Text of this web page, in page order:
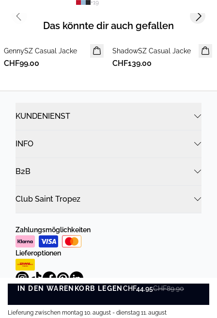
IN DEN WARENKORB LEGENCHF44.95CHF89.90
IN DEN WARENKORB LEGEN
Lieferung zwischen montag 10. august - dienstag 11. august
+19
Das könnte dir auch gefallen
NEUHEIT
GennySZ Casual Jacke
CHF99.00
NEUHEIT
ShadowSZ Casual Jacke
CHF139.00
Previous slide Next
KUNDENIENST
INFO
B2B
Club Saint Tropez
Zahlungsmöglichkeiten
Lieferoptionen
Datenschutzrichtlinie Geschäftsbedingungen